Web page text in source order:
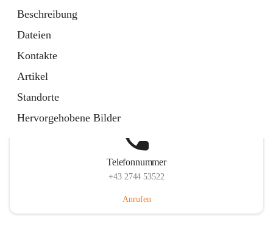
Beschreibung
Dateien
Kontakte
Artikel
Standorte
Hervorgehobene Bilder
Telefonnummer
+43 2744 53522
Anrufen